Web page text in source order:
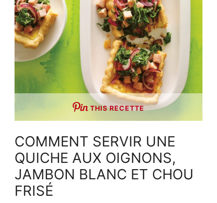
THIS RECETTE
COMMENT SERVIR UNE
QUICHE AUX OIGNONS,
JAMBON BLANC ET CHOU
FRISÉ